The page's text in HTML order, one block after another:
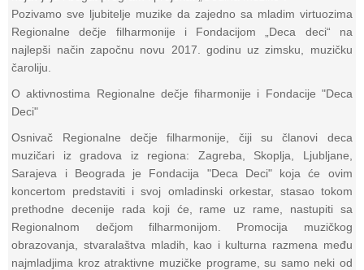
Pozivamo sve ljubitelje muzike da zajedno sa mladim virtuozima
Regionalne dečje filharmonije i Fondacijom „Deca deci“ na
najlepši način započnu novu 2017. godinu uz zimsku, muzičku
čaroliju.
O aktivnostima Regionalne dečje fiharmonije i Fondacije "Deca
Deci"
Osnivač Regionalne dečje filharmonije, čiji su članovi deca
muzičari iz gradova iz regiona: Zagreba, Skoplja, Ljubljane,
Sarajeva i Beograda je Fondacija "Deca Deci" koja će ovim
koncertom predstaviti i svoj omladinski orkestar, stasao tokom
prethodne decenije rada koji će, rame uz rame, nastupiti sa
Regionalnom dečjom filharmonijom. Promocija muzičkog
obrazovanja, stvaralaštva mladih, kao i kulturna razmena među
najmladjima kroz atraktivne muzičke programe, su samo neki od